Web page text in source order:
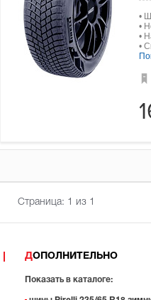
•
•
•
•
Страница: 1 из 1
ДОПОЛНИТЕЛЬНО
Показать в каталоге: